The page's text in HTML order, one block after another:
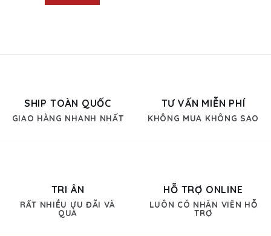
SHIP TOÀN QUỐC
GIAO HÀNG NHANH NHẤT
TƯ VẤN MIỄN PHÍ
KHÔNG MUA KHÔNG SAO
TRI ÂN
RẤT NHIỀU ƯU ĐÃI VÀ
QUÀ
HỖ TRỢ ONLINE
LUÔN CÓ NHÂN VIÊN HỖ
TRỢ